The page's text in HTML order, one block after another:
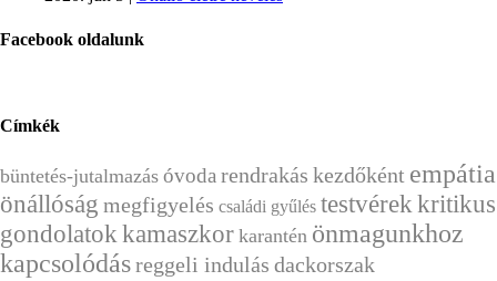
Facebook oldalunk
Címkék
büntetés-jutalmazás óvodarendrakás kezdőként empátia
önállóság megfigyelés családi gyűlés testvérekkritikus
gondolatokkamaszkor karantén önmagunkhoz
kapcsolódásreggeli indulás dackorszak